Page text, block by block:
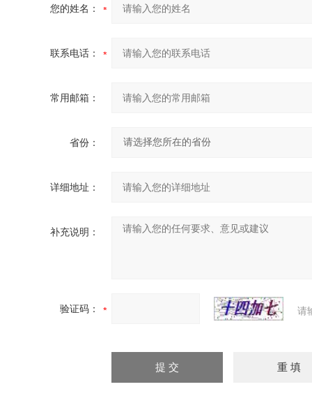
您的姓名：
联系电话：
常用邮箱：
省份：
详细地址：
补充说明：
验证码： 请